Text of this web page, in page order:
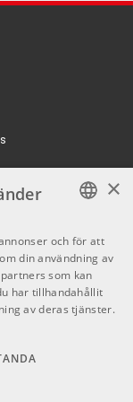
hitta en
SWEDISH
ENGLISH
×
och för att
din användning av
som kan
har tillhandahållit
av deras tjänster.